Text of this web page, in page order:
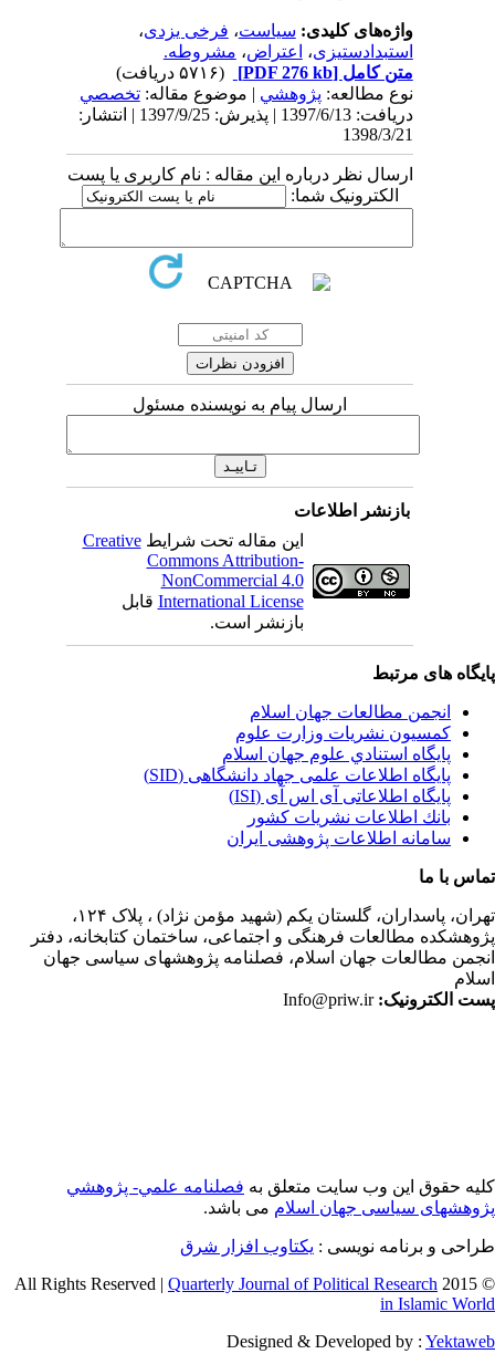
واژه‌های کلیدی:سیاست،فرخی یزدی،
استبدادستیزی،اعتراض،مشروطه.
متن کامل[PDF 276 kb]
نوع مطالعه:پژوهشي| موضوع مقاله:تخصصي
دریافت: 1397/6/13 | پذیرش: 1397/9/25 | انتشار:
1398/3/21
ارسال نظر درباره این مقاله : نام کاربری یا پست
الکترونیک شما:
ارسال پیام به نویسنده مسئول
بازنشر اطلاعات
این مقاله تحت شرایطCreative
Commons Attribution-
NonCommercial 4.0
International Licenseقابل
بازنشر است.
های مرتبط
انجمن مطالعات جهان اسلام
کمسیون نشریات وزارت علوم
پايگاه استنادي علوم جهان اسلام
پایگاه اطلاعات علمی جهاد دانشگاهی (SID)
پایگاه اطلاعاتی آی اس آی (ISI)
بانك اطلاعات نشريات كشور
سامانه اطلاعات پژوهشی ایران
با ما
پاسداران، گلستان یکم (شهید مؤمن نژاد) ، پلاک ۱۲۴،
مطالعات فرهنگی و اجتماعی، ساختمان کتابخانه، دفتر
مطالعات جهان اسلام، فصلنامه پژوهشهای سیاسی جهان
الکترونیک:Info@priw.ir
حقوق این وب سایت متعلق بهفصلنامه علمي- پژوهشي
سیاسی جهان اسلاممی باشد.
و برنامه نویسی : یکتاوب افزار شرق
©
Quarterly Journal of Political Research
in Islamic
Designed & Developed by :